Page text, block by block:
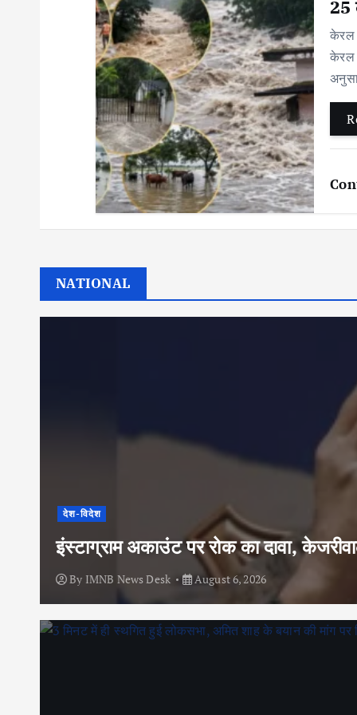
25
केरल
केरल
NATIONAL
देश-विदेश
इंस्टाग्राम अकाउंट पर रोक का दावा,
By IMNB News Desk August 6, 2026